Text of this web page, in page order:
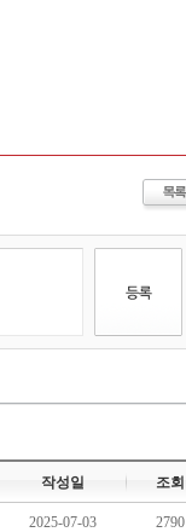
작성일 조회
2025-07-03 2790